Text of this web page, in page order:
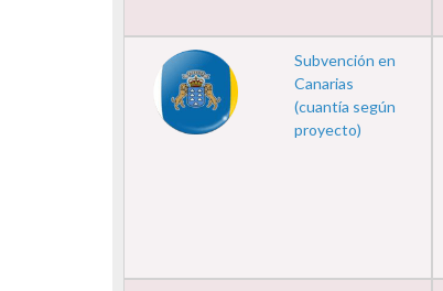
Subvención en
Canarias
(cuantía según
proyecto)